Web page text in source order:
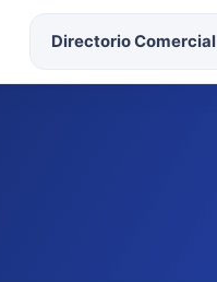
Directorio Comercial